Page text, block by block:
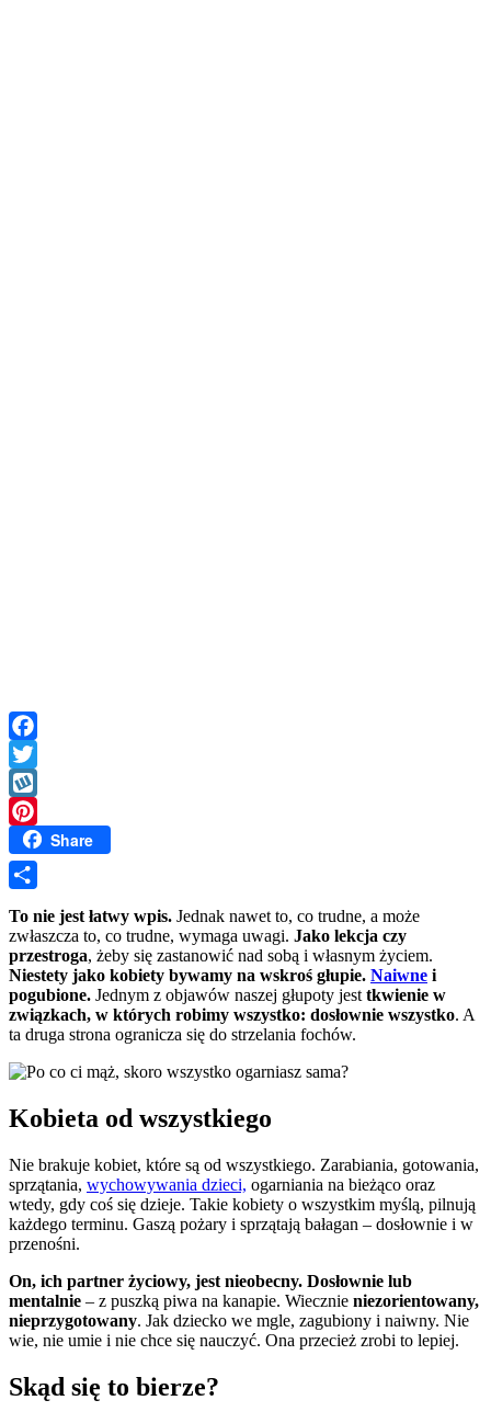
Facebook
Twitter
Wykop
PinterestShare
To nie jest łatwy wpis. Jednak nawet to, co trudne, a może
zwłaszcza to, co trudne, wymaga uwagi. Jako lekcja czy
przestroga, żeby się zastanowić nad sobą i własnym życiem.
Niestety jako kobiety bywamy na wskroś głupie. Naiwne i
pogubione. Jednym z objawów naszej głupoty jesttkwienie w
związkach, w których robimy wszystko: dosłownie wszystko. A
ta druga strona ogranicza się do strzelania fochów.
Kobieta od wszystkiego
Nie brakuje kobiet, które są od wszystkiego. Zarabiania, gotowania,
sprzątania, wychowywania dzieci, ogarniania na bieżąco oraz
wtedy, gdy coś się dzieje. Takie kobiety o wszystkim myślą, pilnują
każdego terminu. Gaszą pożary i sprzątają bałagan – dosłownie i w
przenośni.
On, ich partner życiowy, jest nieobecny. Dosłownie lub
mentalnie – z puszką piwa na kanapie. Wiecznie niezorientowany,
nieprzygotowany. Jak dziecko we mgle, zagubiony i naiwny. Nie
wie, nie umie i nie chce się nauczyć. Ona przecież zrobi to lepiej.
Skąd się to bierze?